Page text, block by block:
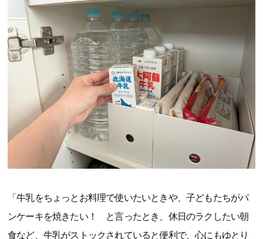
「牛乳をちょっとお料理で使いたいときや、子どもたちがパ
ンケーキを焼きたい！ と言ったとき、休日のラクしたい朝
食など、牛乳がストックされていると便利で、心にもゆとり